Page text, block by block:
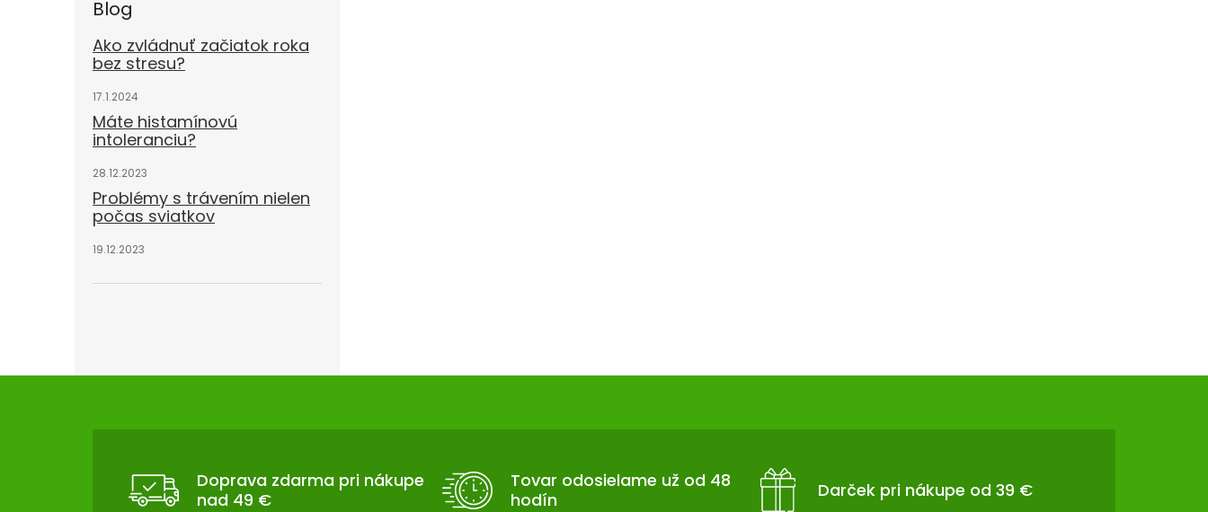
Blog
Ako zvládnuť začiatok roka
bez stresu?
17.1.2024
Máte histamínovú
intoleranciu?
28.12.2023
Problémy s trávením nielen
počas sviatkov
19.12.2023
Z
Doprava zdarma pri nákupe
nad 49 €
Tovar odosielame už od 48
hodín
Darček pri nákupe od 39 €